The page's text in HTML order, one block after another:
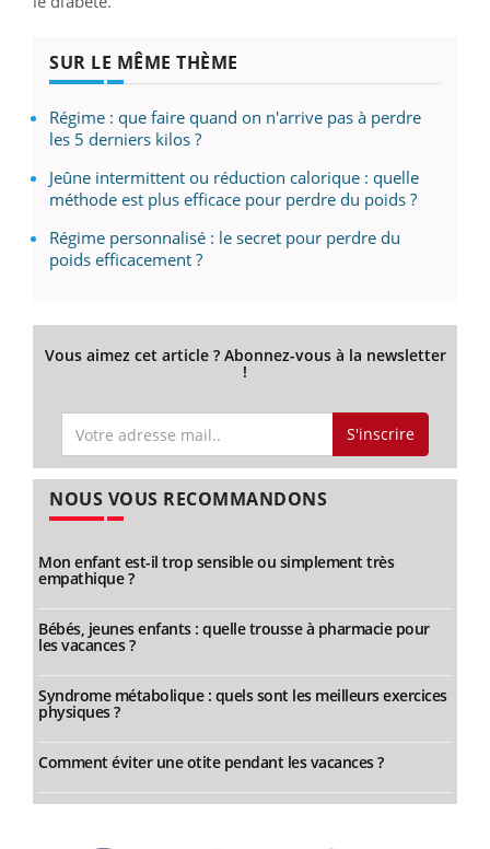
SUR LE MÊME THÈME
Régime : que faire quand on n'arrive pas à perdre
les 5 derniers kilos ?
Jeûne intermittent ou réduction calorique : quelle
méthode est plus efficace pour perdre du poids ?
Régime personnalisé : le secret pour perdre du
poids efficacement ?
Vous aimez cet article ? Abonnez-vous à la newsletter
!
S'inscrire
NOUS VOUS RECOMMANDONS
Mon enfant est-il trop sensible ou simplement très
empathique ?
Bébés, jeunes enfants : quelle trousse à pharmacie pour
les vacances ?
Syndrome métabolique : quels sont les meilleurs exercices
physiques ?
Comment éviter une otite pendant les vacances ?